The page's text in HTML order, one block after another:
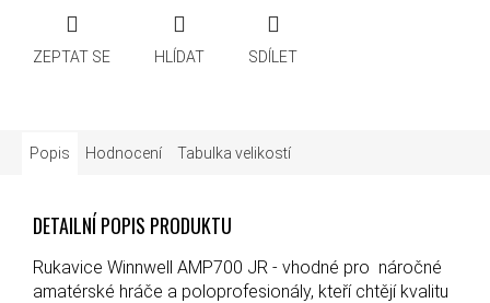
ZEPTAT SE HLÍDAT SDÍLET
Popis Hodnocení Tabulka velikostí
DETAILNÍ POPIS PRODUKTU
Rukavice Winnwell AMP700 JR - vhodné pro náročné
amatérské hráče a poloprofesionály, kteří chtějí kvalitu